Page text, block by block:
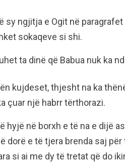
sy ngjitja e Ogit në
sokaqeve si shi.
ta dinë që Babua nuk ka
kujdeset, thjesht na ka
çuar një habrr tërthorazi.
hyjë në borxh e të na e dijë
dorë e të tjera brenda saj
si ai me dy të tretat që do